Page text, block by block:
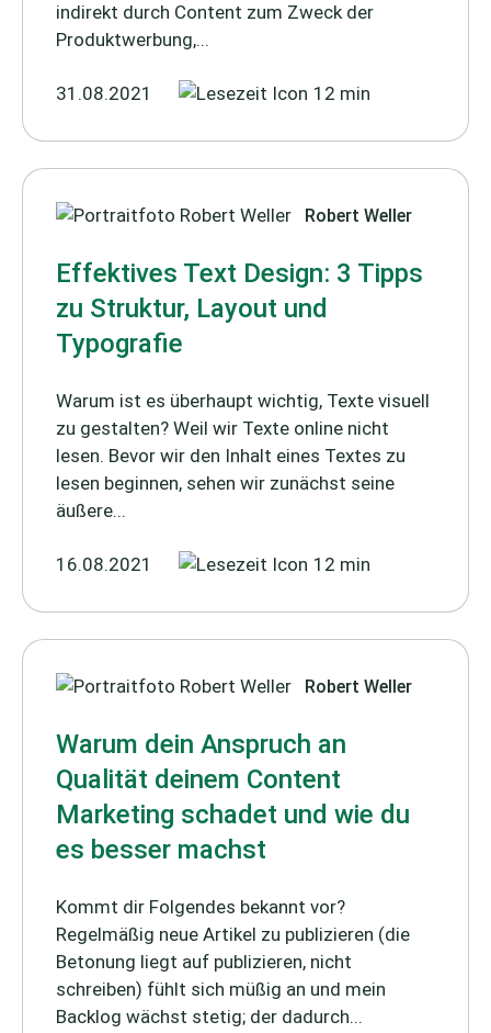
indirekt durch Content zum Zweck der
Produktwerbung,...
31.08.2021 12 min
Robert Weller
Effektives Text Design: 3 Tipps
zu Struktur, Layout und
Typografie
Warum ist es überhaupt wichtig, Texte visuell
zu gestalten? Weil wir Texte online nicht
lesen. Bevor wir den Inhalt eines Textes zu
lesen beginnen, sehen wir zunächst seine
äußere...
16.08.2021 12 min
Robert Weller
Warum dein Anspruch an
Qualität deinem Content
Marketing schadet und wie du
es besser machst
Kommt dir Folgendes bekannt vor?
Regelmäßig neue Artikel zu publizieren (die
Betonung liegt auf publizieren, nicht
schreiben) fühlt sich müßig an und mein
Backlog wächst stetig; der dadurch...